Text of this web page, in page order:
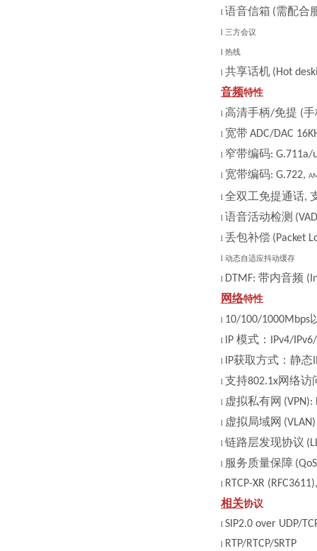
l 语音信箱 (需配合
l 三方会议
l 热线
l 共享话机 (Hot
音频特性
l 高清手柄/免提 (手
l 宽带ADC/DAC
l 窄带编码: G.711a/
l 宽带编码: G.722,
l 全双工免提通话,
l 语音活动检测
l 丢包补偿 (Packet
l 动态自适应抖动缓存
l DTMF: 带内音频
网络特性
l 10/100/1000Mbps
l IP 模式： IPv4/
l IP获取方式：静态
l 支持802.1x网络访
l 虚拟私有网 (VPN):
l 虚拟局域网 (VLAN)
l 链路层发现协议
l 服务质量保障
l RTCP-XR
相关协议
l SIP2.0 over UDP/
l RTP/RTCP/SRTP